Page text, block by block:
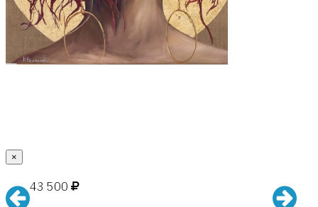
×
43 500